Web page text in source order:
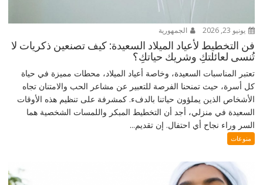
يونيو 23, 2026 الجمهورية
فن التخطيط لأعياد الميلاد السعيدة: كيف تصنعين ذكريات لا
تُنسى لعائلتكِ وشريك حياتكِ؟
تعتبر المناسبات السعيدة، وخاصة أعياد الميلاد، محطات مميزة في حياة
كل أسرة، حيث تمنحنا الفرصة للتعبير عن مشاعر الحب والامتنان تجاه
الأشخاص الذين يملؤون حياتنا بالدفء. كمشرفة على تنظيم هذه الأوقات
السعيدة في منزلي، أجد أن التخطيط المبكر واللمسات الشخصية هما
السر وراء نجاح أي احتفال. إن تقديم...
منوعات